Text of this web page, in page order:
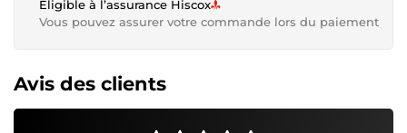
Éligible à l’assurance Hiscox
Vous pouvez assurer votre commande lors du paiement
Avis des clients